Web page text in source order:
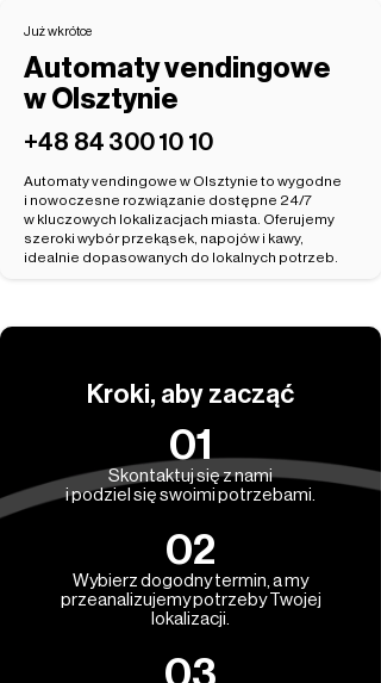
Już wkrótce
Automaty vendingowe
w Olsztynie
‭+48 84 300 10 10‬
Automaty vendingowe w Olsztynie to wygodne
i nowoczesne rozwiązanie dostępne 24/7
w kluczowych lokalizacjach miasta. Oferujemy
szeroki wybór przekąsek, napojów i kawy,
idealnie dopasowanych do lokalnych potrzeb.
Kroki, aby zacząć
01
Skontaktuj się z nami
i podziel się swoimi potrzebami.
02
Wybierz dogodny termin, a my
przeanalizujemy potrzeby Twojej
lokalizacji.